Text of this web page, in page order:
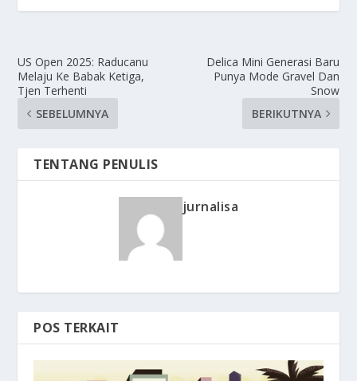
US Open 2025: Raducanu
Melaju Ke Babak Ketiga,
Tjen Terhenti
SEBELUMNYA
Delica Mini Generasi Baru
Punya Mode Gravel Dan
Snow
BERIKUTNYA
TENTANG PENULIS
jurnalisa
POS TERKAIT